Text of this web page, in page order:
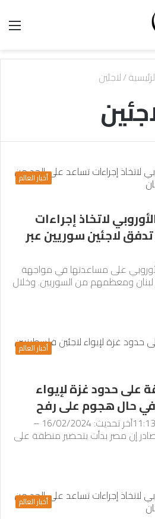
/لاجئين
أخبار العالم
لاتخاذ إجراءات
لاجئين سوريين عبر
على مساعدتها في مواجهة
لبنان ومعظمهم من السوريين. وخلال
أخبار العالم
على حدود غزة لإيواء
حال هجوم على رفح
نشرت في: 16/02/2024 – 11:13آخر تحديث: 16/02/2024 –
مصادر إن مصر بدأت بتحضير منطقة على
أخبار العالم